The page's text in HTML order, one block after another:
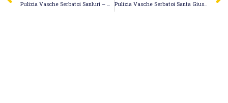
Pulizia Vasche Serbatoi Sanluri – Autospurgo 24 S.r.l. Pulizia Vasche Serbatoi Santa Giusta – Autospurgo Malvelli S.n.c. di A. & E. Malvelli